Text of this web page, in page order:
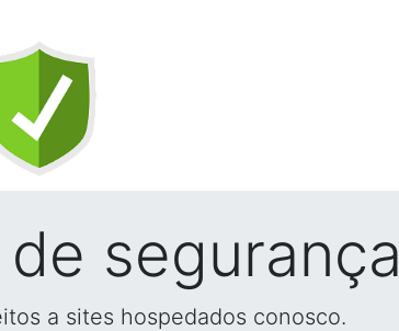
segurança
a sites hospedados conosco.